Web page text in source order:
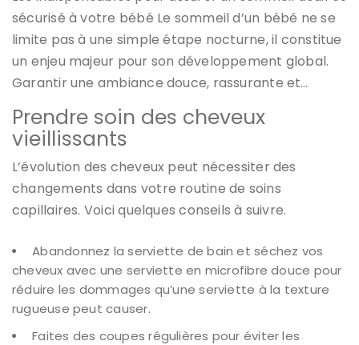
sécurisé à votre bébé Le sommeil d’un bébé ne se
limite pas à une simple étape nocturne, il constitue
un enjeu majeur pour son développement global.
Garantir une ambiance douce, rassurante et…
Prendre soin des cheveux
vieillissants
L’évolution des cheveux peut nécessiter des
changements dans votre routine de soins
capillaires. Voici quelques conseils à suivre.
Abandonnez la serviette de bain et séchez vos
cheveux avec une serviette en microfibre douce pour
réduire les dommages qu’une serviette à la texture
rugueuse peut causer.
Faites des coupes régulières pour éviter les